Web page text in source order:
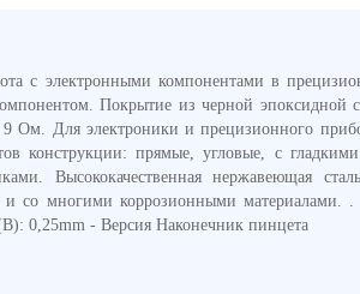
с электронными компонентами в
Покрытие из черной эпоксидной
Для электроники и прецизионного
конструкции: прямые, угловые, с
Высококачественная нержавеющая
и со многими коррозионными материалами.
0,25mm - Версия Наконечник пинцета